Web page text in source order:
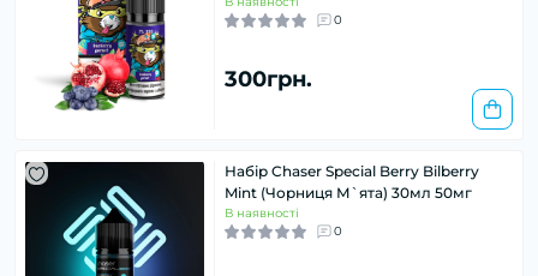
0
300грн.
Набір Chaser Special Berry Bilberry
Mint (Чорниця М`ята) 30мл 50мг
В наявності
0